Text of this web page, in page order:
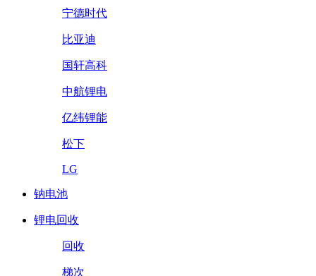
宁德时代
比亚迪
国轩高科
中航锂电
亿纬锂能
松下
LG
钠电池
锂电回收
回收
梯次